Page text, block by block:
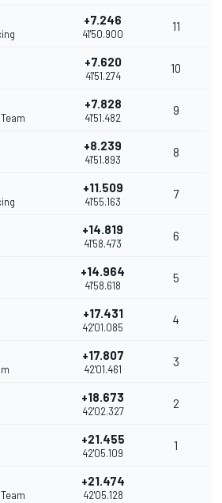
+7.246
41'50.900
11
+7.620
41'51.274
10
+7.828
41'51.482
9
+8.239
41'51.893
8
+11.509
41'55.163
7
+14.819
41'58.473
6
+14.964
41'58.618
5
+17.431
42'01.085
4
+17.807
42'01.461
3
+18.673
42'02.327
2
+21.455
42'05.109
1
+21.474
42'05.128